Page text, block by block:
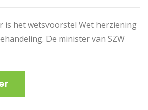
is het wetsvoorstel Wet herziening
De minister van SZW